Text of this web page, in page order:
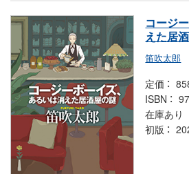
コージ
えた居
笛吹太郎
定価
ISBN
在庫あり
初版